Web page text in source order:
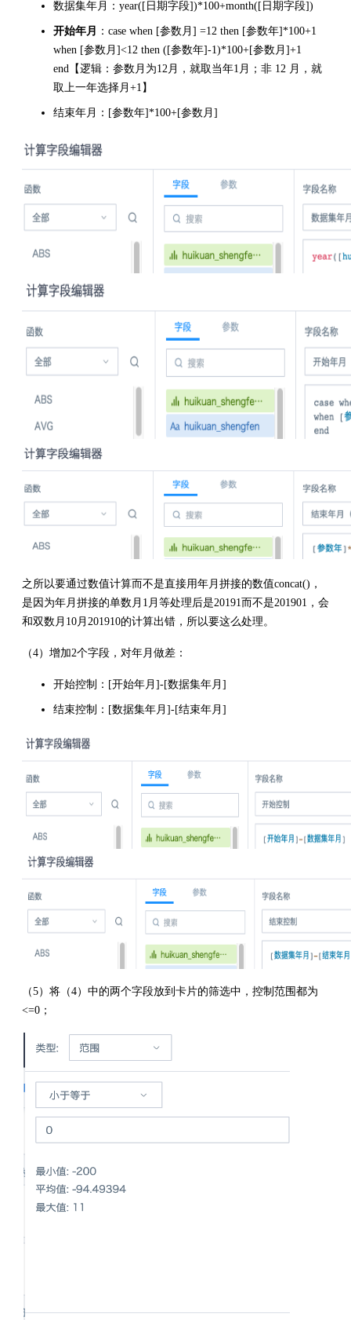
数据集年月：year([日期字段])*100+month([日期字段])
开始年月
：case when [参数月] =12 then [参数年]*100+1
when [参数月]<12 then ([参数年]-1)*100+[参数月]+1
end【逻辑：参数月为12月，就取当年1月；非 12 月，就
取上一年选择月+1】
结束年月：[参数年]*100+[参数月]
之所以要通过数值计算而不是直接用年月拼接的数值concat()，
是因为年月拼接的单数月1月等处理后是20191而不是201901，会
和双数月10月201910的计算出错，所以要这么处理。
（4）增加2个字段，对年月做差：
开始控制：[开始年月]-[数据集年月]
结束控制：[数据集年月]-[结束年月]
（5）将（4）中的两个字段放到卡片的筛选中，控制范围都为
<=0；